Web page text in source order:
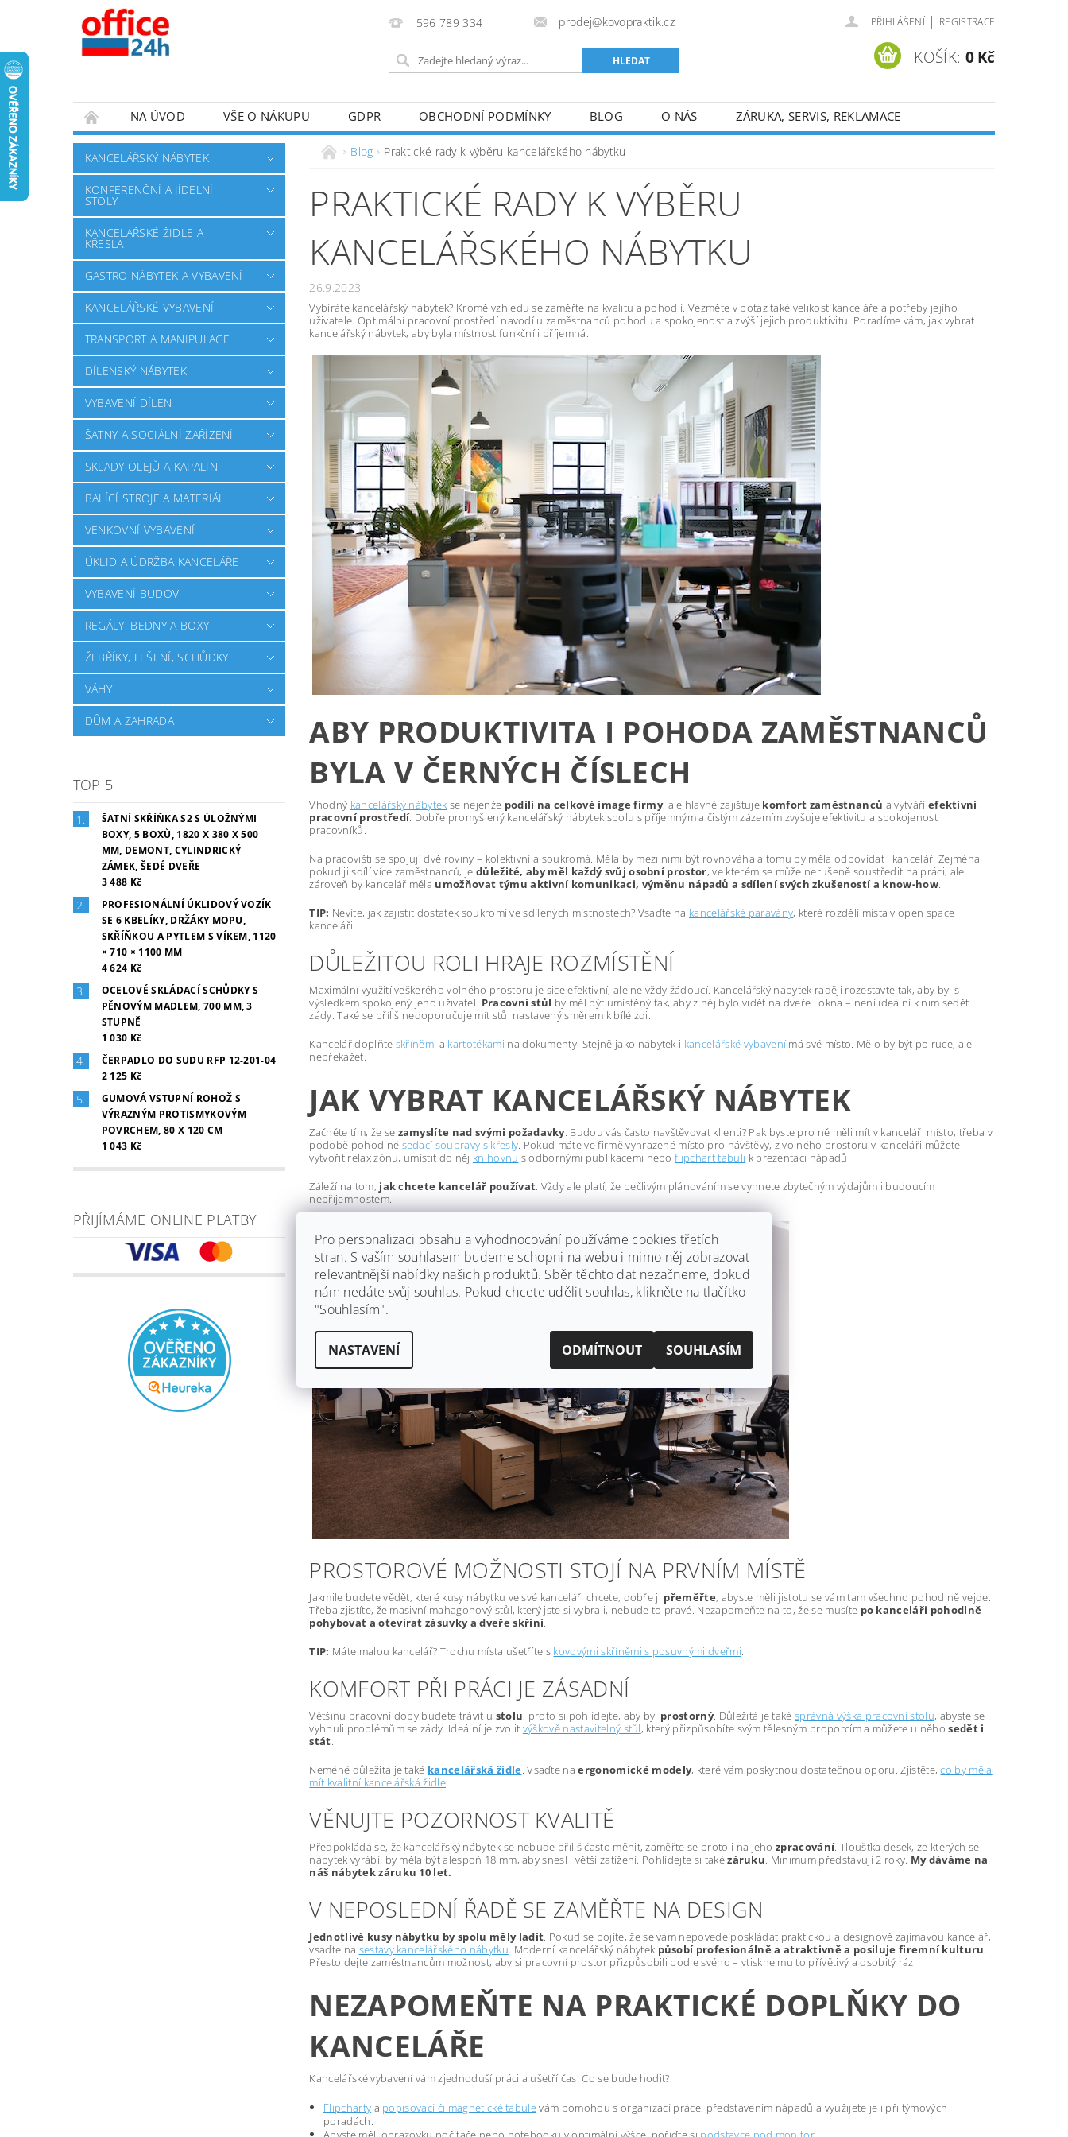
596 789 334 prodej@kovopraktik.cz PŘIHLÁŠENÍ | REGISTRACE
KOŠÍK: 0 Kč
NA ÚVOD VŠE O NÁKUPU GDPR OBCHODNÍ PODMÍNKY BLOG O NÁS ZÁRUKA, SERVIS, REKLAMACE
KANCELÁŘSKÝ NÁBYTEK
KONFERENČNÍ A JÍDELNÍ
STOLY
KANCELÁŘSKÉ ŽIDLE A
KŘESLA
GASTRO NÁBYTEK A VYBAVENÍ
KANCELÁŘSKÉ VYBAVENÍ
TRANSPORT A MANIPULACE
DÍLENSKÝ NÁBYTEK
VYBAVENÍ DÍLEN
ŠATNY A SOCIÁLNÍ ZAŘÍZENÍ
SKLADY OLEJŮ A KAPALIN
BALÍCÍ STROJE A MATERIÁL
VENKOVNÍ VYBAVENÍ
ÚKLID A ÚDRŽBA KANCELÁŘE
VYBAVENÍ BUDOV
REGÁLY, BEDNY A BOXY
ŽEBŘÍKY, LEŠENÍ, SCHŮDKY
VÁHY
DŮM A ZAHRADA
TOP 5
ŠATNÍ SKŘÍŇKA S2 S ÚLOŽNÝMI
BOXY, 5 BOXŮ, 1820 X 380 X 500
MM, DEMONT, CYLINDRICKÝ
ZÁMEK, ŠEDÉ DVEŘE
3 488 Kč
PROFESIONÁLNÍ ÚKLIDOVÝ VOZÍK
SE 6 KBELÍKY, DRŽÁKY MOPU,
SKŘÍŇKOU A PYTLEM S VÍKEM, 1120
× 710 × 1100 MM
4 624 Kč
OCELOVÉ SKLÁDACÍ SCHŮDKY S
PĚNOVÝM MADLEM, 700 MM, 3
STUPNĚ
1 030 Kč
ČERPADLO DO SUDU RFP 12-201-04
2 125 Kč
GUMOVÁ VSTUPNÍ ROHOŽ S
VÝRAZNÝM PROTISMYKOVÝM
POVRCHEM, 80 X 120 CM
1 043 Kč
PŘIJÍMÁME ONLINE PLATBY
Blog Praktické rady k výběru kancelářského nábytku
PRAKTICKÉ RADY K VÝBĚRU
KANCELÁŘSKÉHO NÁBYTKU
26.9.2023
Vybíráte kancelářský nábytek? Kromě vzhledu se zaměřte na kvalitu a pohodlí. Vezměte v potaz také velikost kanceláře a potřeby jejího
uživatele. Optimální pracovní prostředí navodí u zaměstnanců pohodu a spokojenost a zvýší jejich produktivitu. Poradíme vám, jak vybrat
kancelářský nábytek, aby byla místnost funkční i příjemná.
ABY PRODUKTIVITA I POHODA ZAMĚSTNANCŮ
BYLA V ČERNÝCH ČÍSLECH
Vhodný kancelářský nábytek se nejenže podílí na celkové image firmy, ale hlavně zajišťuje komfort zaměstnanců a vytváří efektivní
pracovní prostředí. Dobře promyšlený kancelářský nábytek spolu s příjemným a čistým zázemím zvyšuje efektivitu a spokojenost
pracovníků.
Na pracovišti se spojují dvě roviny – kolektivní a soukromá. Měla by mezi nimi být rovnováha a tomu by měla odpovídat i kancelář. Zejména
pokud ji sdílí více zaměstnanců, je důležité, aby měl každý svůj osobní prostor, ve kterém se může nerušeně soustředit na práci, ale
zároveň by kancelář měla umožňovat týmu aktivní komunikaci, výměnu nápadů a sdílení svých zkušeností a know-how.
TIP: Nevíte, jak zajistit dostatek soukromí ve sdílených místnostech? Vsaďte na kancelářské paravány, které rozdělí místa v open space
kanceláři.
DŮLEŽITOU ROLI HRAJE ROZMÍSTĚNÍ
Maximální využití veškerého volného prostoru je sice efektivní, ale ne vždy žádoucí. Kancelářský nábytek raději rozestavte tak, aby byl s
výsledkem spokojený jeho uživatel. Pracovní stůl by měl být umístěný tak, aby z něj bylo vidět na dveře i okna – není ideální k nim sedět
zády. Také se příliš nedoporučuje mít stůl nastavený směrem k bílé zdi.
Kancelář doplňte skříněmi a kartotékami na dokumenty. Stejně jako nábytek i kancelářské vybavení má své místo. Mělo by být po ruce, ale
nepřekážet.
JAK VYBRAT KANCELÁŘSKÝ NÁBYTEK
Začněte tím, že se zamyslíte nad svými požadavky. Budou vás často navštěvovat klienti? Pak byste pro ně měli mít v kanceláři místo, třeba v
podobě pohodlné sedací soupravy s křesly. Pokud máte ve firmě vyhrazené místo pro návštěvy, z volného prostoru v kanceláři můžete
vytvořit relax zónu, umístit do něj knihovnu s odbornými publikacemi neboflipchart tabuli k prezentaci nápadů.
Záleží na tom, jak chcete kancelář používat. Vždy ale platí, že pečlivým plánováním se vyhnete zbytečným výdajům i budoucím
nepříjemnostem.
PROSTOROVÉ MOŽNOSTI STOJÍ NA PRVNÍM MÍSTĚ
Jakmile budete vědět, které kusy nábytku ve své kanceláři chcete, dobře ji přeměřte, abyste měli jistotu se vám tam všechno pohodlně vejde.
Třeba zjistíte, že masivní mahagonový stůl, který jste si vybrali, nebude to pravé. Nezapomeňte na to, že se musíte po kanceláři pohodlně
pohybovat a otevírat zásuvky a dveře skříní.
TIP: Máte malou kancelář? Trochu místa ušetříte s kovovými skříněmi s posuvnými dveřmi.
KOMFORT PŘI PRÁCI JE ZÁSADNÍ
Většinu pracovní doby budete trávit u stolu, proto si pohlídejte, aby byl prostorný. Důležitá je takésprávná výška pracovní stolu, abyste se
vyhnuli problémům se zády. Ideální je zvolit výškově nastavitelný stůl, který přizpůsobíte svým tělesným proporcím a můžete u něhosedět i
stát.
Neméně důležitá je také kancelářská židle. Vsaďte naergonomické modely, které vám poskytnou dostatečnou oporu. Zjistěte,co by měla
mít kvalitní kancelářská židle.
VĚNUJTE POZORNOST KVALITĚ
Předpokládá se, že kancelářský nábytek se nebude příliš často měnit, zaměřte se proto i na jehozpracování. Tloušťka desek, ze kterých se
nábytek vyrábí, by měla být alespoň 18 mm, aby snesl i větší zatížení. Pohlídejte si takézáruku. Minimum představují 2 roky. My dáváme na
náš nábytek záruku 10 let.
V NEPOSLEDNÍ ŘADĚ SE ZAMĚŘTE NA DESIGN
Jednotlivé kusy nábytku by spolu měly ladit. Pokud se bojíte, že se vám nepovede poskládat praktickou a designově zajímavou kancelář,
vsaďte na sestavy kancelářského nábytku. Moderní kancelářský nábytek působí profesionálně a atraktivně a posiluje firemní kulturu.
Přesto dejte zaměstnancům možnost, aby si pracovní prostor přizpůsobili podle svého – vtiskne mu to přívětivý a osobitý ráz.
NEZAPOMEŇTE NA PRAKTICKÉ DOPLŇKY DO
KANCELÁŘE
Kancelářské vybavení vám zjednoduší práci a ušetří čas. Co se bude hodit?
Flipcharty a popisovací či magnetické tabulevám pomohou s organizací práce, představením nápadů a využijete je i při týmových
poradách.
Pro personalizaci obsahu a vyhodnocování používáme cookies třetích
stran. S vaším souhlasem budeme schopni na webu i mimo něj zobrazovat
relevantnější nabídky našich produktů. Sběr těchto dat nezačneme, dokud
nám nedáte svůj souhlas. Pokud chcete udělit souhlas, klikněte na tlačítko
"Souhlasím".
NASTAVENÍ ODMÍTNOUT SOUHLASÍM